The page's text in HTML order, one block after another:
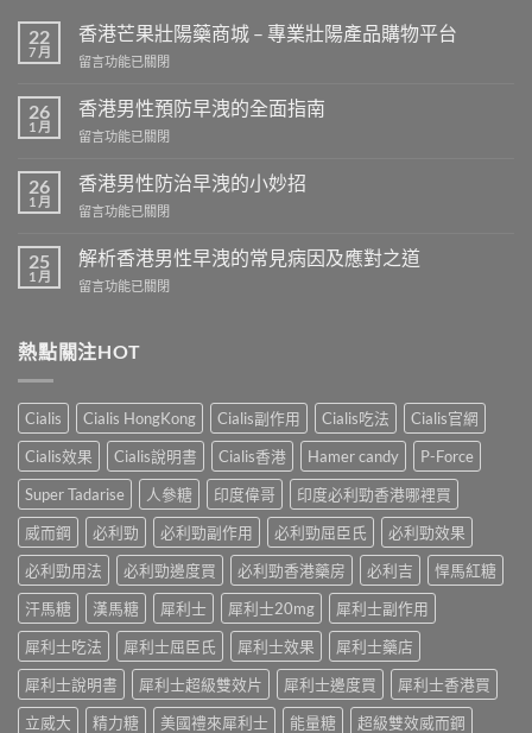
22
7 月
香港芒果壯陽藥商城 – 專業壯陽產品購物平台
在
港
芒
果
陽
藥
商
–
專
陽
產
購
物
平
台〉
中
留言功能已關閉
26
1 月
香港男性預防早洩的全面指南
在
港
男
性
防
早
洩
面
中
留言功能已關閉
26
1 月
香港男性防治早洩的小妙招
在
港
男
性
早
小
妙
招〉
中
留言功能已關閉
25
1 月
解析香港男性早洩的常見病因及應對之道
在
香
港
性
早
洩
的
常
見
因
及
應
之
道〉
中
留言功能已關閉
熱點關注HOT
Cialis Cialis HongKong Cialis副作用 Cialis吃法
Cialis官網
Cialis效果
Cialis說明書 Cialis香港 Hamer candy
P-Force
Super Tadarise
人參糖 印度偉哥
印度必利勁香港哪裡買
威而鋼
必利勁 必利勁副作用 必利勁屈臣氏
必利勁效果
必利勁用法
必利勁邊度買 必利勁香港藥房 必利吉
悍馬紅糖
汗馬糖
漢馬糖 犀利士 犀利士20mg
犀利士副作用
犀利士吃法
犀利士屈臣氏 犀利士效果
犀利士藥店
犀利士說明書
犀利士超級雙效片 犀利士邊度買
犀利士香港買
立威大
精力糖 美國禮來犀利士 能量糖
超級雙效威而鋼